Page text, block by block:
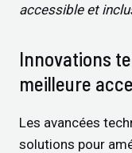
accessible et
Innovations
meilleure
Les avancées
solutions pour